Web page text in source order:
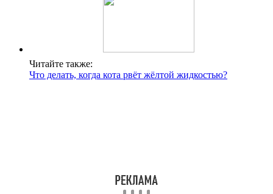
Читайте также:
Что делать, когда кота рвёт жёлтой жидкостью?